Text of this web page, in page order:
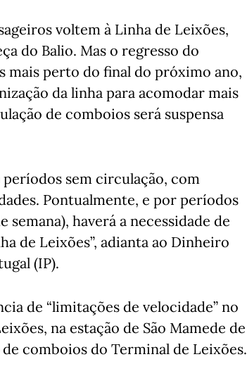
voltem à Linha de Leixões,
do Balio. Mas o regresso do
perto do final do próximo ano,
da linha para acomodar mais
de comboios será suspensa
sem circulação, com
Pontualmente, e por períodos
haverá a necessidade de
de Leixões”, adianta ao Dinheiro
(IP).
de “limitações de velocidade” no
na estação de São Mamede de
comboios do Terminal de Leixões.